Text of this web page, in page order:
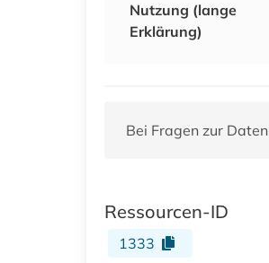
Nutzung (lange
Erklärung)
Bei Fragen zur
Ressourcen-ID
1333